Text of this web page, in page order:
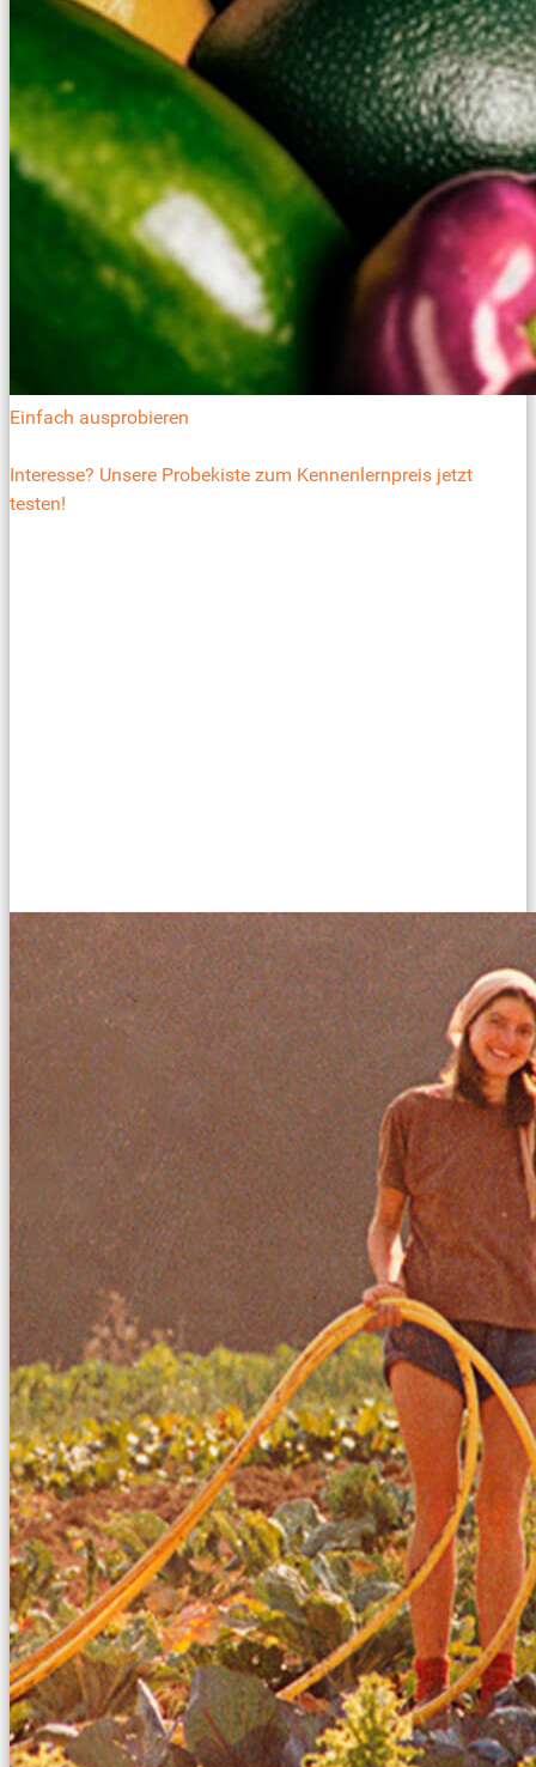
Einfach ausprobieren
Interesse? Unsere Probekiste zum Kennenlernpreis jetzt
testen!